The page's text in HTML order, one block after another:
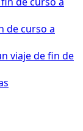
de curso a
viaje de fin de